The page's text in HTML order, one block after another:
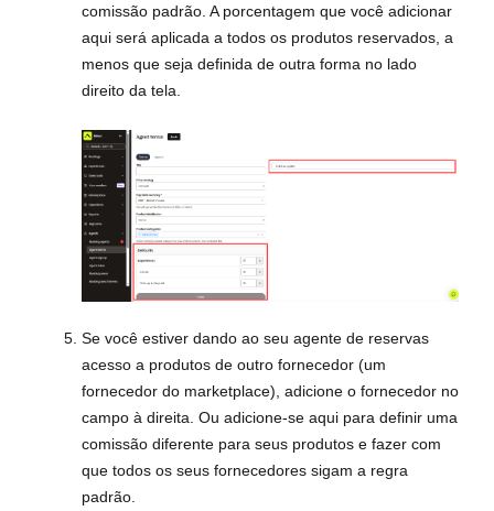
comissão padrão. A porcentagem que você adicionar
aqui será aplicada a todos os produtos reservados, a
menos que seja definida de outra forma no lado
direito da tela.
Se você estiver dando ao seu agente de reservas
acesso a produtos de outro fornecedor (um
fornecedor do marketplace), adicione o fornecedor no
campo à direita. Ou adicione-se aqui para definir uma
comissão diferente para seus produtos e fazer com
que todos os seus fornecedores sigam a regra
padrão.